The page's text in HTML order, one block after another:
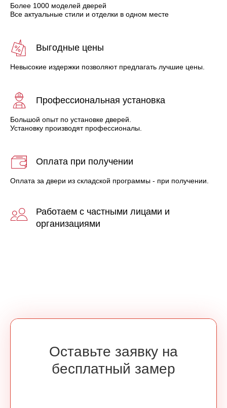
Более 1000 моделей дверей
Все актуальные стили и отделки в одном месте
Выгодные цены
Невысокие издержки позволяют предлагать лучшие цены.
Профессиональная установка
Большой опыт по установке дверей.
Установку производят профессионалы.
Оплата при получении
Оплата за двери из складской программы - при получении.
Работаем с частными лицами и
организациями
Оставьте заявку на
бесплатный замер